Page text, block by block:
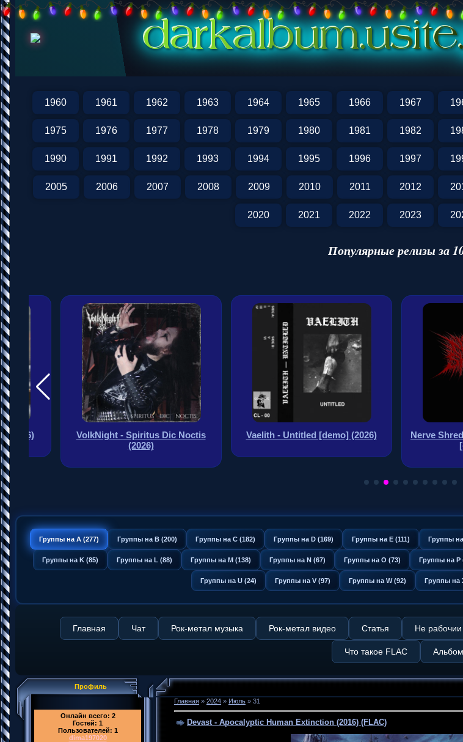
1960 1961 1962 1963 1964 1965 1966 1967
1975 1976 1977 1978 1979 1980 1981 1982
1990 1991 1992 1993 1994 1995 1996 1997
2005 2006 2007 2008 2009 2010 2011 2012
2020 2021 2022 2023
Популярные релизы за
Dic Noctis Vaelith - Untitled [demo] (2026)
Nerve Shredder - Nerve Shredder
Группы на A (277) Группы на B (200) Группы на C (182) Группы на D (169) Группы на E (111) Группы
Группы на K (85) Группы на L (88) Группы на M (138) Группы на N (67) Группы на O (73) Группы на P
Группы на U (24) Группы на V (97) Группы на W (92) Группы на
Главная Чат Рок-метал музыка Рок-метал видео Статья Не рабочии
Что такое FLAC
Профиль
Онлайн всего: 2
Гостей: 1
Пользователей: 1
dima197020
Главная » 2024 » Июль » 31
Devast - Apocalyptic Human Extinction (2016) (FLAC)